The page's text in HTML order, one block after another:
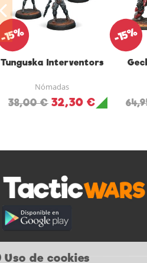
Tunguska Interventors
Nómadas
38,00 € 32,30 €
-15% -15%